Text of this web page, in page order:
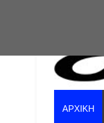
ΑΡΧΙΚΗ